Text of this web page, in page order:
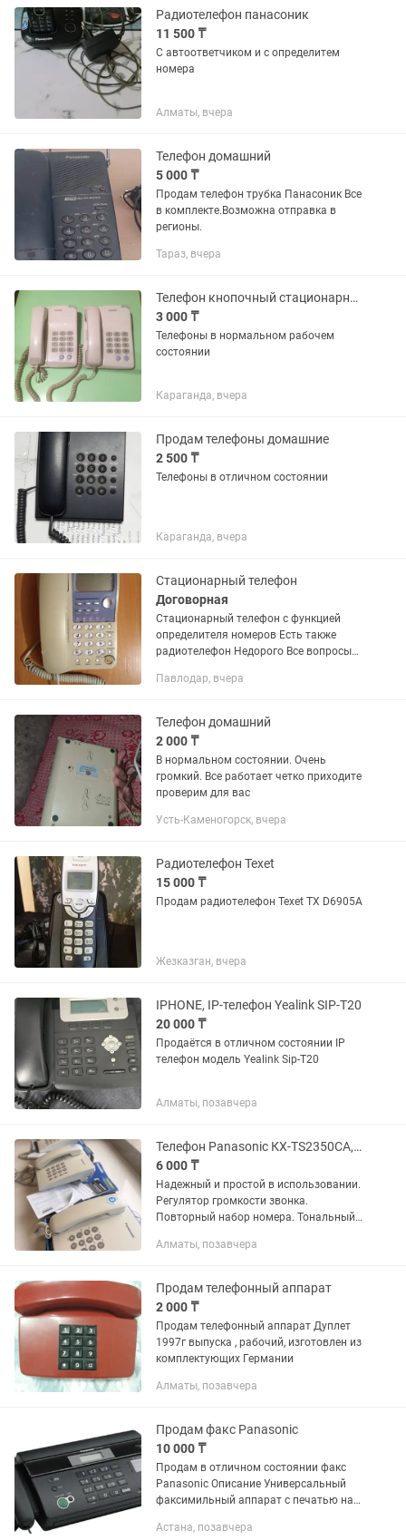
Радиотелефон панасоник
11 500 ₸
С автоответчиком и с определитем
номера
Алматы, вчера
Телефон домашний
5 000 ₸
Продам телефон трубка Панасоник Все
в комплекте.Возможна отправка в
регионы.
Тараз, вчера
Телефон кнопочный стационарный Самсунг Корея
3 000 ₸
Телефоны в нормальном рабочем
состоянии
Караганда, вчера
Продам телефоны домашние
2 500 ₸
Телефоны в отличном состоянии
Караганда, вчера
Стационарный телефон
Договорная
Стационарный телефон с функцией
определителя номеров Есть также
радиотелефон Недорого Все вопросы
Павлодар, вчера
Телефон домашний
2 000 ₸
В нормальном состоянии. Очень
громкий. Все работает четко приходите
проверим для вас
Усть-Каменогорск, вчера
Радиотелефон Texet
15 000 ₸
Продам радиотелефон Texet TX D6905A
Жезказган, вчера
IPHONE, IP-телефон Yealink SIP-T20
20 000 ₸
Продаётся в отличном состоянии IP
телефон модель Yealink Sip-T20
Алматы, позавчера
Телефон Panasonic КХ-TS2350CA, 3 штуки
6 000 ₸
Надежный и простой в использовании.
Регулятор громкости звонка.
Повторный набор номера. Тональный
стену. Возможно доставка если в черте
Алматы, позавчера
Продам телефонный аппарат
2 000 ₸
Продам телефонный аппарат Дуплет
1997г выпуска , рабочий, изготовлен из
комплектующих Германии
Алматы, позавчера
Продам факс Panasonic
10 000 ₸
Продам в отличном состоянии факс
Panasonic Описание Универсальный
факсимильный аппарат с печатью на
ID. Имеет функции автоматической
Астана, позавчера